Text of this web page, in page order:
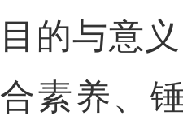
目的与意
合素养、